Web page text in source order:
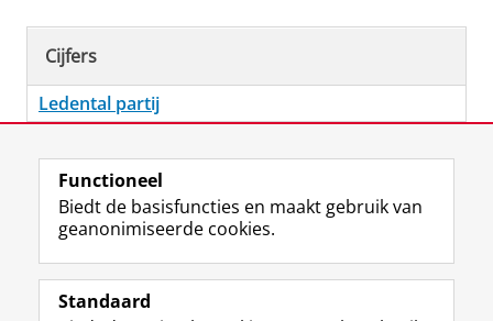
Cijfers
Ledental partij
Laatst gewijzigd: 23 april 2026 15:43
Volg de RUG
F
a
L
i
R
S
I
n
Y
o
Functioneel
Biedt de basisfuncties en maakt gebruik van
geanonimiseerde cookies.
Standaard